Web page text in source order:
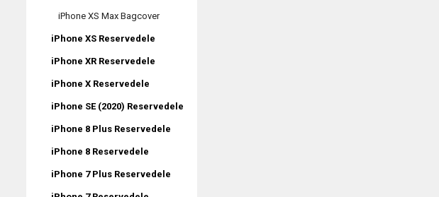
iPhone XS Max Bagcover
iPhone XS Reservedele
iPhone XR Reservedele
iPhone X Reservedele
iPhone SE (2020) Reservedele
iPhone 8 Plus Reservedele
iPhone 8 Reservedele
iPhone 7 Plus Reservedele